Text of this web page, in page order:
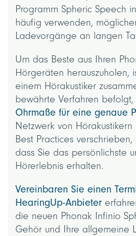
Programm Spheric Speech
häufig verwenden,
Ladevorgänge an langen
Um das Beste aus Ihren
Hörgeräten herauszuholen,
einem Hörakustiker
bewährte Verfahren
Ohrmaße für eine genaue
Netzwerk von
Best Practices verschrieben,
dass Sie das persönlichste
Hörerlebnis erhalten.
Vereinbaren Sie einen
HearingUp-Anbieter
die neuen Phonak Infinio
Gehör und Ihre allgemeine